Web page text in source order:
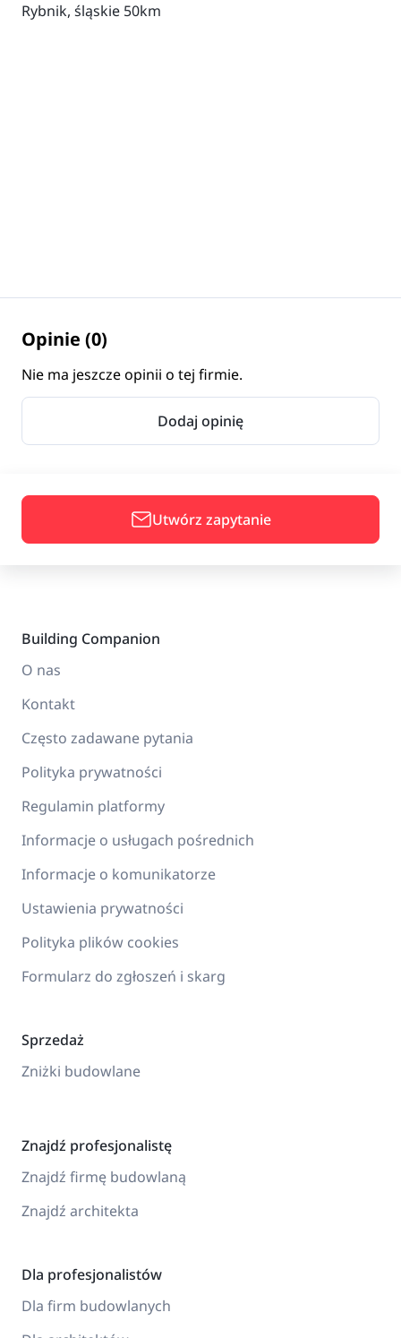
Rybnik, śląskie 50km
Opinie (0)
Nie ma jeszcze opinii o tej firmie.
Dodaj opinię
Utwórz zapytanie
Building Companion
O nas
Kontakt
Często zadawane pytania
Polityka prywatności
Regulamin platformy
Informacje o usługach pośrednich
Informacje o komunikatorze
Ustawienia prywatności
Polityka plików cookies
Formularz do zgłoszeń i skarg
Sprzedaż
Zniżki budowlane
Znajdź profesjonalistę
Znajdź firmę budowlaną
Znajdź architekta
Dla profesjonalistów
Dla firm budowlanych